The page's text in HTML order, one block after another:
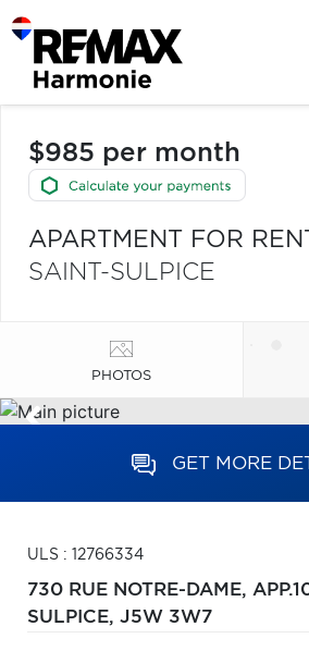
$985 per month
APARTMENT FOR
SAINT-SULPICE
PHOTOS
GET MORE
ULS : 12766334
730 RUE NOTRE-DAME,
SULPICE, J5W 3W7